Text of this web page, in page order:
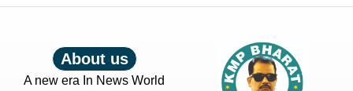
About us
A new era In News World